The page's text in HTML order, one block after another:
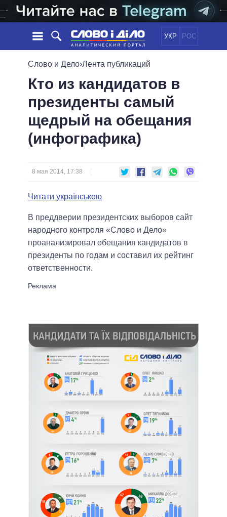
УКР РОС
НОВОСТИ
ЛЕНТА
СОБЫТИЯ
СТАТЬИ
МНЕНИЯ
ОБЗОРЫ
ДАЙДЖЕСТЫ
ПОЛИТИКА
ЭКОНОМИКА
ОБЩЕСТВО
МИР
ОБЕЩАНИЯ
ПОЛИТИКИ
ВСЕ ПОЛИТИКИ
ПРЕЗИДЕНТ И ОФИС
ВЕРХОВНАЯ РАДА
КАБИНЕТ МИНИСТРОВ
ВСЕ ПЕРСОНЫ
ИНФОГРАФИКА
ПОДДЕРЖАТЬ
СРАВНЕНИЕ ПОЛИТИКОВ
Слово и Дело›Лента публикаций
Кто из кандидатов в
президенты самый
щедрый на обещания
(инфографика)
8 мая 2014, 17:38
Читати українською
В преддверии президентских выборов сайт
народного контроля «Слово и Дело»
проанализировал обещания кандидатов в
президенты по годам и составил их рейтинг
ответственности.